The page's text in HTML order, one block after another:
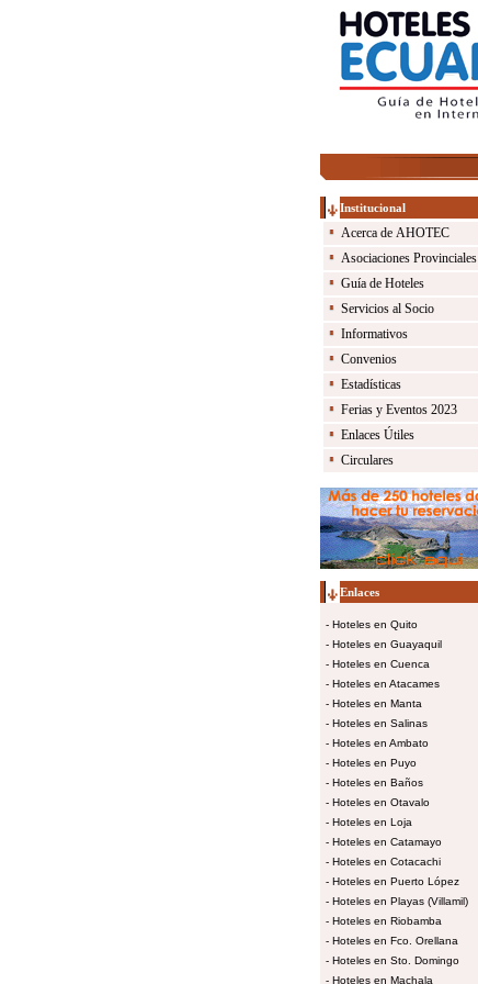
Institucional
Acerca de AHOTEC
Asociaciones Provinciales
Guía de Hoteles
Servicios al Socio
Informativos
Convenios
Estadísticas
Ferias y Eventos 2023
Enlaces Útiles
Circulares
Enlaces
- Hoteles en Quito
- Hoteles en Guayaquil
- Hoteles en Cuenca
- Hoteles en Atacames
- Hoteles en Manta
- Hoteles en Salinas
- Hoteles en Ambato
- Hoteles en Puyo
- Hoteles en Baños
- Hoteles en Otavalo
- Hoteles en Loja
- Hoteles en Catamayo
- Hoteles en Cotacachi
- Hoteles en Puerto López
- Hoteles en Playas (Villamil)
- Hoteles en Riobamba
- Hoteles en Fco. Orellana
- Hoteles en Sto. Domingo
- Hoteles en Machala